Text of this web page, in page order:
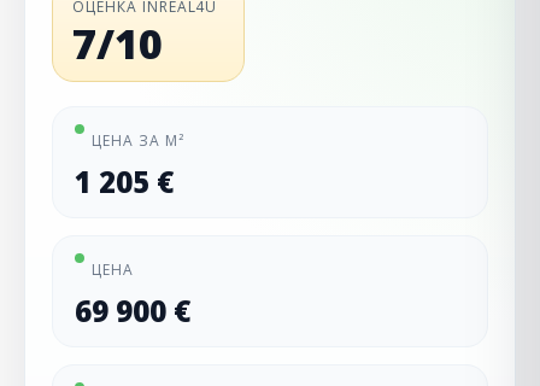
ОЦЕНКА INREAL4U
7/10
ЦЕНА ЗА М²
1 205 €
ЦЕНА
69 900 €